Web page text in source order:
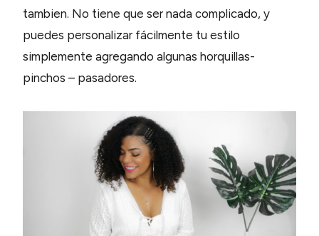
tambien. No tiene que ser nada complicado, y
puedes personalizar fácilmente tu estilo
simplemente agregando algunas horquillas-
pinchos – pasadores.